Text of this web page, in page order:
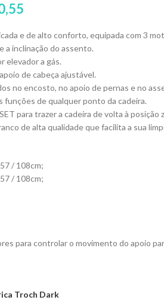
e de alto conforto, equipada com 3
a inclinação do assento.
elevador a gás.
de cabeça ajustável.
no encosto, no apoio de pernas e no
de qualquer ponto da cadeira.
para trazer a cadeira de volta à posição
de alta qualidade que facilita a sua
/ 108cm;
/ 108cm;
para controlar o movimento do apoio
Troch Dark